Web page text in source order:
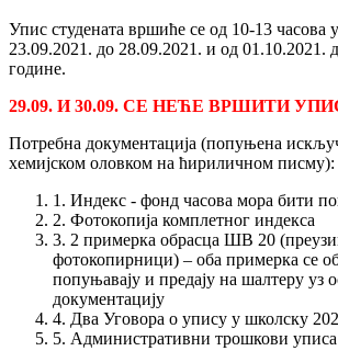
Упис студената вршиће се од 10-13 часова
23.09.2021. до 28.09.2021. и од 01.10.2021.
године.
29.09. И 30.09. СЕ НЕЋЕ ВРШИТИ
Потребна документација (попуњена
хемијском оловком на ћириличном писму):
1. Индекс - фонд часова мора бити
2. Фотокопија комплетног индекса
3. 2 примерка обрасца ШВ 20
фотокопирници) – оба примерка се
попуњавају и предају на шалтеру уз
документацију
4. Два Уговора о упису у школску
5. Административни трошкови уписа